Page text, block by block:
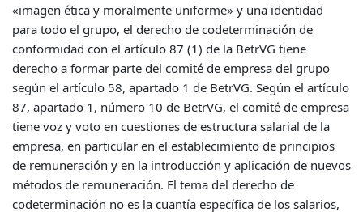
«imagen ética y moralmente uniforme» y una identidad
para todo el grupo, el derecho de codeterminación de
conformidad con el artículo 87 (1) de la BetrVG tiene
derecho a formar parte del comité de empresa del grupo
según el artículo 58, apartado 1 de BetrVG. Según el artículo
87, apartado 1, número 10 de BetrVG, el comité de empresa
tiene voz y voto en cuestiones de estructura salarial de la
empresa, en particular en el establecimiento de principios
de remuneración y en la introducción y aplicación de nuevos
métodos de remuneración. El tema del derecho de
codeterminación no es la cuantía específica de los salarios,